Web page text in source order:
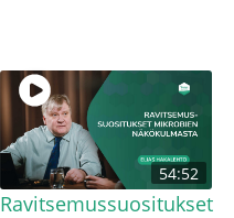
54:52
Ravitsemussuositukset